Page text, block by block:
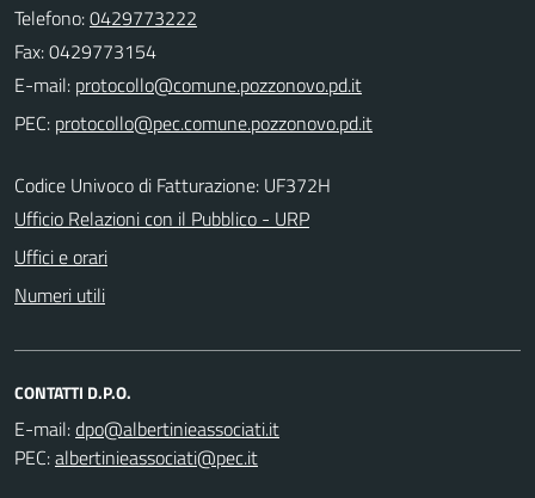
Telefono:0429773222
Fax: 0429773154
E-mail:
PEC:
Codice Univoco di Fatturazione: UF372H
Ufficio Relazioni con il Pubblico - URP
Uffici e orari
Numeri utili
CONTATTI D.P.O.
E-mail:
PEC: